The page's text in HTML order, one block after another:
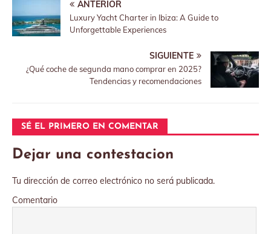
ANTERIOR
Luxury Yacht Charter in Ibiza: A Guide to
Unforgettable Experiences
SIGUIENTE
¿Qué coche de segunda mano comprar en 2025?
Tendencias y recomendaciones
SÉ EL PRIMERO EN COMENTAR
Dejar una contestacion
Tu dirección de correo electrónico no será publicada.
Comentario